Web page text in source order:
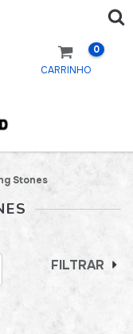
CARRINHO
0
Stones
FILTRAR